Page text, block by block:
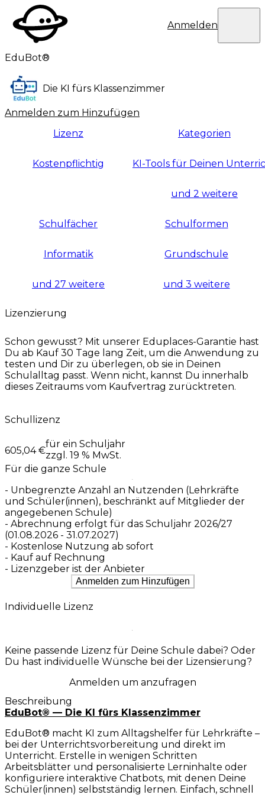
Eduplaces
Anmelden
EduBot®
Die KI fürs Klassenzimmer
Anmelden zum Hinzufügen
Lizenz
Kostenpflichtig
Kategorien
KI-Tools für Deinen
und 2 weitere
Schulfächer
Informatik
und 27 weitere
Schulformen
Grundschule
und 3 weitere
Lizenzierung
Schon gewusst? Mit unserer Eduplaces-Garantie hast
Du ab Kauf 30 Tage lang Zeit, um die Anwendung zu
testen und Dir zu überlegen, ob sie in Deinen
Schulalltag passt. Wenn nicht, kannst Du innerhalb
dieses Zeitraums vom Kaufvertrag zurücktreten.
Schullizenz
605,04 €
für ein Schuljahr
zzgl. 19 % MwSt.
Für die ganze Schule
- Unbegrenzte Anzahl an Nutzenden (Lehrkräfte
und Schüler(innen), beschränkt auf Mitglieder der
angegebenen Schule)
- Abrechnung erfolgt für das Schuljahr 2026/27
(01.08.2026 - 31.07.2027)
- Kostenlose Nutzung ab sofort
- Kauf auf Rechnung
- Lizenzgeber ist der Anbieter
Anmelden zum Hinzufügen
Individuelle Lizenz
Keine passende Lizenz für Deine Schule dabei? Oder
Du hast individuelle Wünsche bei der Lizensierung?
Anmelden um anzufragen
Beschreibung
EduBot® — Die KI fürs Klassenzimmer
EduBot® macht KI zum Alltagshelfer für Lehrkräfte –
bei der Unterrichtsvorbereitung und direkt im
Unterricht. Erstelle in wenigen Schritten
Arbeitsblätter und personalisierte Lerninhalte oder
konfiguriere interaktive Chatbots, mit denen Deine
Schüler(innen) selbstständig lernen. Einfach, schnell